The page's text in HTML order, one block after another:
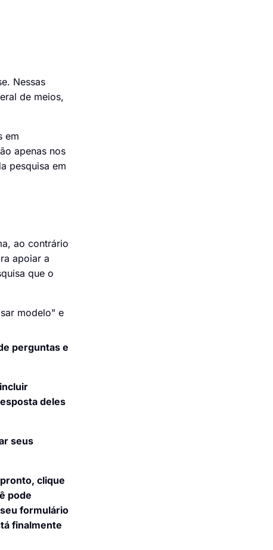
Nessas
de meios,
em
apenas nos
pesquisa em
ao contrário
apoiar a
que o
modelo" e
perguntas e
deles
seus
clique
pode
formulário
finalmente